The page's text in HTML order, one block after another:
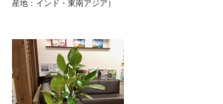
産地：インド・東南アジア）